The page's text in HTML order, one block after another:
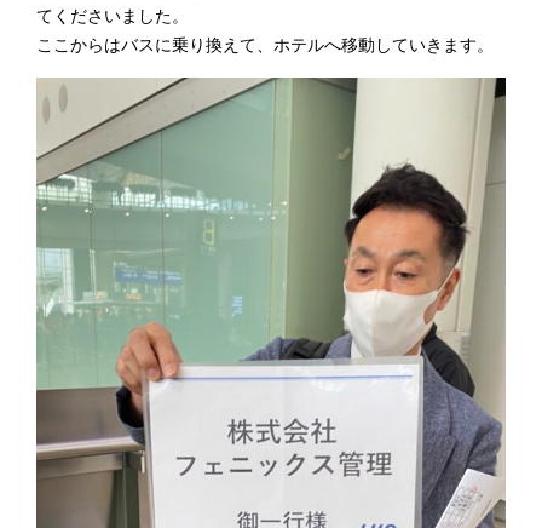
てくださいました。
ここからはバスに乗り換えて、ホテルへ移動していきます。